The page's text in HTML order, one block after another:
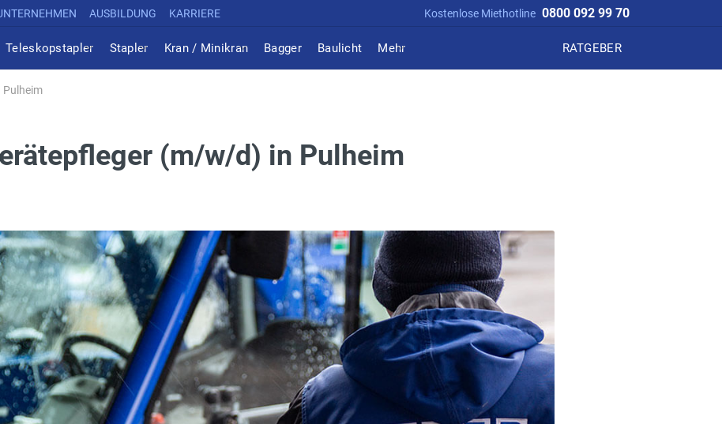
AUSBILDUNG KARRIERE Kostenlose Miethotline 0800 092 99 70
Teleskopstapler Stapler Kran / Minikran Bagger Baulicht Mehr RATGEBER
(m/w/d) in Pulheim